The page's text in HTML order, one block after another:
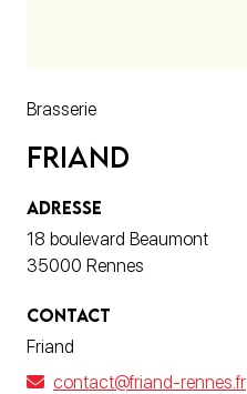
Brasserie
Friand
ADRESSE
18 boulevard Beaumont
35000 Rennes
CONTACT
Friand
contact@friand-rennes.fr